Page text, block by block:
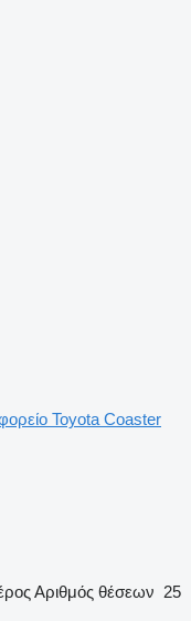
Toyota Coaster
Αριθμός θέσεων 25